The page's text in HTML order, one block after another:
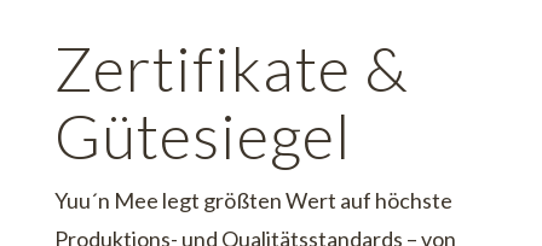
Zertifikate &
Gütesiegel
Yuu´n Mee legt größten Wert auf höchste
Produktions- und Qualitätsstandards – von